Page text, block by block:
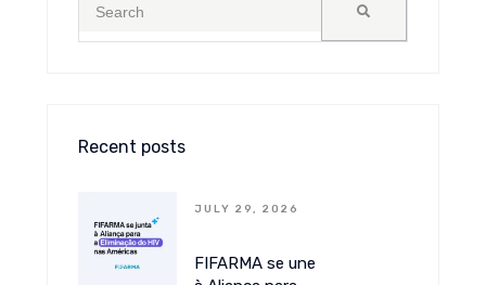
Recent posts
JULY 29, 2026
FIFARMA se une